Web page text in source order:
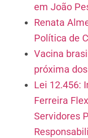
em João
Renata
Política de
Vacina
próxima
Lei 12.456:
Ferreira
Servidores